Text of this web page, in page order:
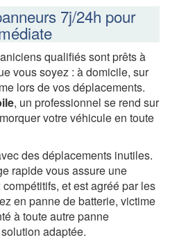
7j/24h pour
qualifiés sont prêts à
vous soyez : à domicile, sur
lors de vos déplacements.
, un professionnel se rend sur
votre véhicule en toute
des déplacements inutiles.
rapide vous assure une
et est agréé par les
en panne de batterie, victime
à toute autre panne
adaptée.